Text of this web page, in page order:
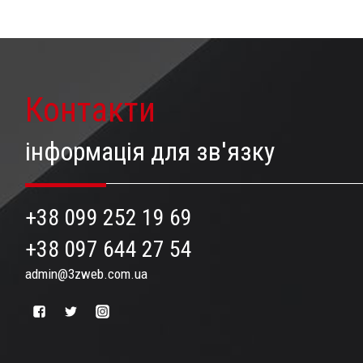
Контакти
інформація для зв'язку
+38 099 252 19 69
+38 097 644 27 54
admin@3zweb.com.ua